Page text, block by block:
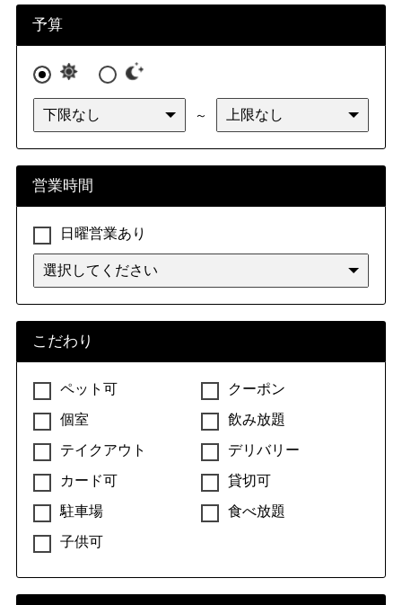
予算
～
営業時間
日曜営業あり
こだわり
ペット可
クーポン
個室
飲み放題
テイクアウト
デリバリー
カード可
貸切可
駐車場
食べ放題
子供可